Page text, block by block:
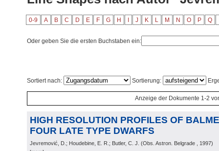
0-9 A B C D E F G H J K L M N O P Q
Oder geben Sie die ersten Buchstaben ein:
Sortiert nach: Sortierung:
Anzeige der Dokumente 1-2
HIGH RESOLUTION PROFILES OF
FOUR LATE TYPE DWARFS
Jevremović, D.; Houdebine, E. R.; Butler, C. J. (Obs. Astron. Belgrade , 1997)